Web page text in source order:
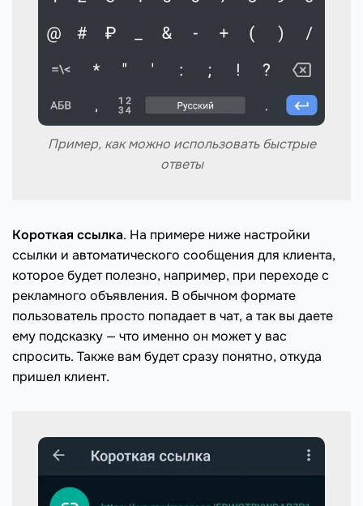
Пример, как можно использовать быстрые
ответы
Короткая ссылка. На примере ниже настройки
ссылки и автоматического сообщения для клиента,
которое будет полезно, например, при переходе с
рекламного объявления. В обычном формате
пользователь просто попадает в чат, а так вы даете
ему подсказку — что именно он может у вас
спросить. Также вам будет сразу понятно, откуда
пришел клиент.